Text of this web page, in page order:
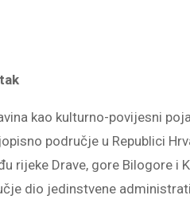
kao kulturno-povijesni
područje u Republici
rijeke Drave, gore Bilogore i
dio jedinstvene